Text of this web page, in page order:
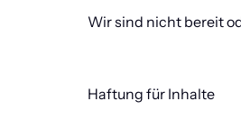
Wir sind nicht bereit
Haftung für Inhalte